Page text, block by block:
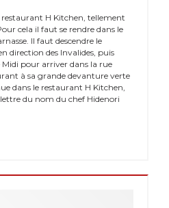
H Kitchen, tellement
cela il faut se rendre dans le
Il faut descendre le
direction des Invalides, puis
pour arriver dans la rue
à sa grande devanture verte
dans le restaurant H Kitchen,
du nom du chef Hidenori